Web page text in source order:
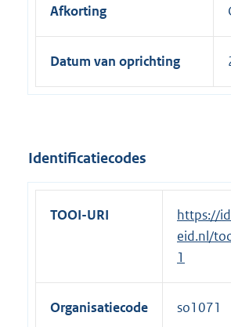
Afkorting
Datum van oprichting
Identificatiecodes
TOOI-URI
https://
eid.nl/
1
Organisatiecode so1071